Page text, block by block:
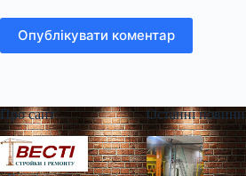
Опублікувати коментар
Про сайт Останні новини